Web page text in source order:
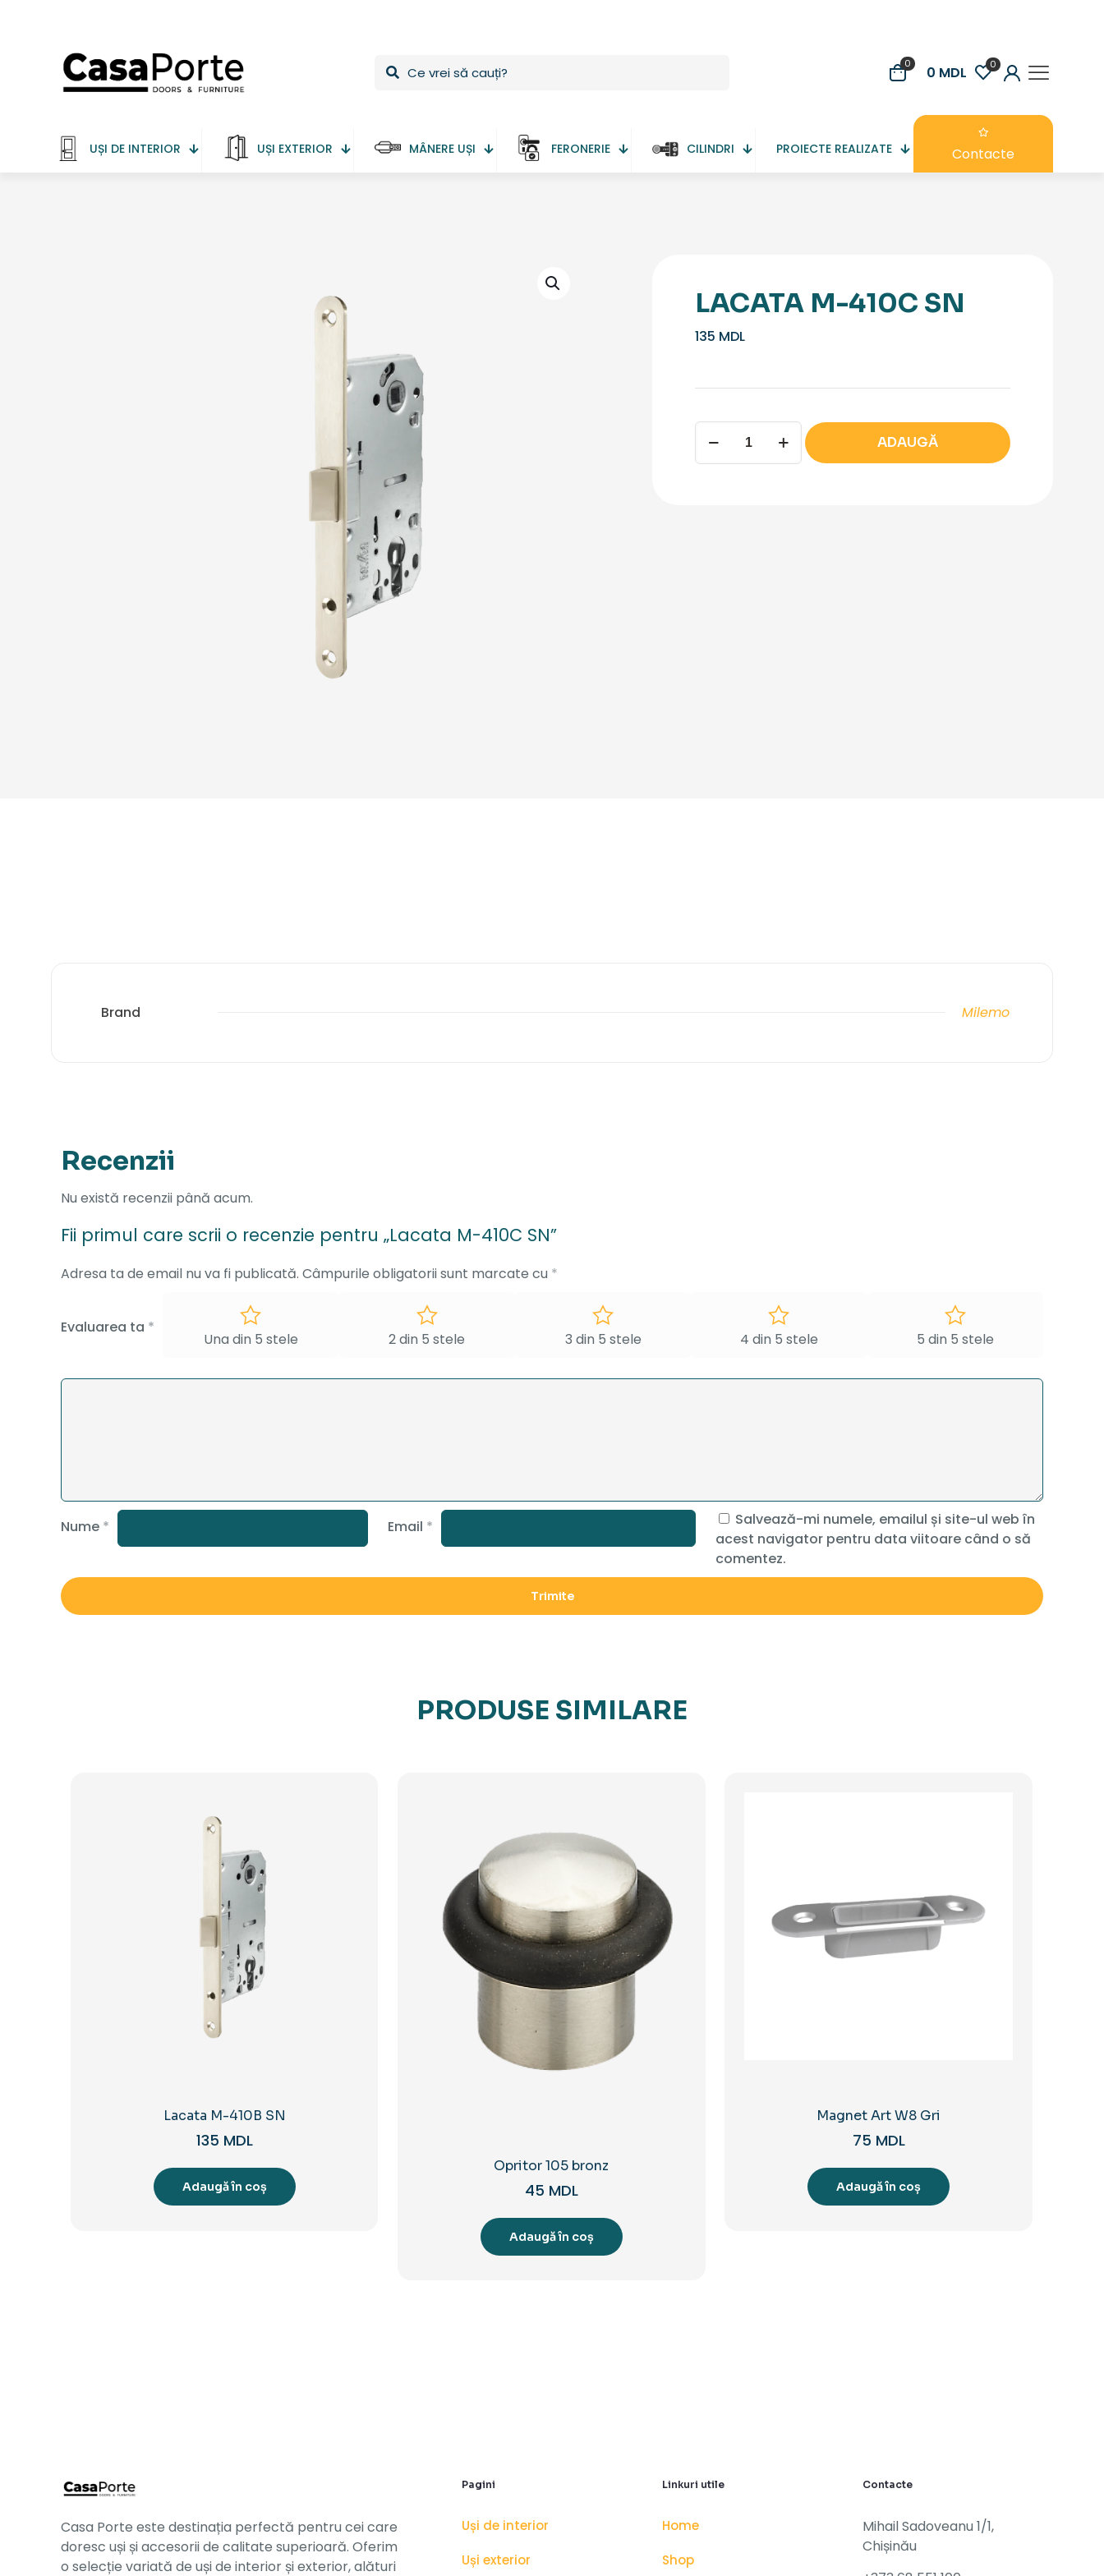
0 0 MDL 0
UȘI DE INTERIOR UȘI EXTERIOR MÂNERE UȘI FERONERIE CILINDRI PROIECTE REALIZATE Contacte
LACATA M-410C SN
135 MDL
Cantitate
Lacata
M-
ADAUGĂ
Brand Milemo
Recenzii
Nu există recenzii până acum.
Fii primul care scrii o recenzie pentru „Lacata M-410C SN”
Adresa ta de email nu va fi publicată. Câmpurile obligatorii sunt marcate cu *
Evaluarea ta *
Una din 5 stele 2 din 5 stele 3 din 5 stele 4 din 5 stele 5 din 5 stele
Nume * Email *
Salvează-mi numele, emailul și site-ul web în
acest navigator pentru data viitoare când o să
comentez.
PRODUSE SIMILARE
Lacata M-410B SN
135 MDL
Adaugă în coș
Opritor 105 bronz
45 MDL
Adaugă în coș
Magnet Art W8 Gri
75 MDL
Adaugă în coș
Casa Porte este destinația perfectă pentru cei care
doresc uși și accesorii de calitate superioară. Oferim
o selecție variată de uși de interior și exterior, alături
Pagini
Uși de interior
Uși exterior
Linkuri utile
Home
Shop
Contacte
Mihail Sadoveanu 1/1,
Chișinău